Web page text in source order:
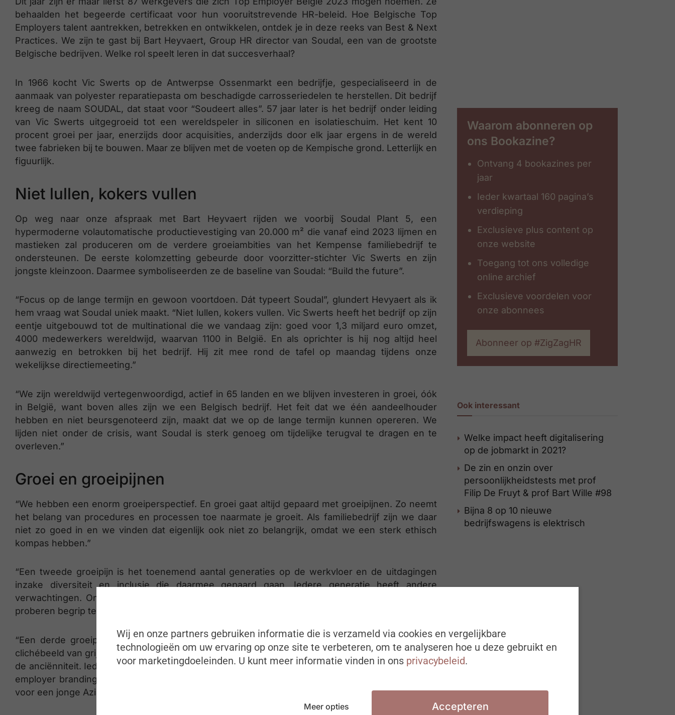
behaalden het begeerde certificaat voor hun vooruitstrevende HR-beleid. Hoe Belgische Top
Employers talent aantrekken, betrekken en ontwikkelen, ontdek je in deze reeks van Best & Next
Practices. We zijn te gast bij Bart Heyvaert, Group HR director van Soudal, een van de grootste
Belgische bedrijven. Welke rol speelt leren in dat succesverhaal?
In 1966 kocht Vic Swerts op de Antwerpse Ossenmarkt een bedrijfje, gespecialiseerd in de
aanmaak van polyester reparatiepasta om beschadigde carrosseriedelen te herstellen. Dit bedrijf
kreeg de naam SOUDAL, dat staat voor “Soudeert alles”. 57 jaar later is het bedrijf onder leiding
van Vic Swerts uitgegroeid tot een wereldspeler in siliconen en isolatieschuim. Het kent 10
procent groei per jaar, enerzijds door acquisities, anderzijds door elk jaar ergens in de wereld
twee fabrieken bij te bouwen. Maar ze blijven met de voeten op de Kempische grond. Letterlijk en
figuurlijk.
Niet lullen, kokers vullen
Op weg naar onze afspraak met Bart Heyvaert rijden we voorbij Soudal Plant 5, een
hypermoderne volautomatische productievestiging van 20.000 m² die vanaf eind 2023 lijmen en
mastieken zal produceren om de verdere groeiambities van het Kempense familiebedrijf te
ondersteunen. De eerste kolomzetting gebeurde door voorzitter-stichter Vic Swerts en zijn
jongste kleinzoon. Daarmee symboliseerden ze de baseline van Soudal: “Build the future”.
“Focus op de lange termijn en gewoon voortdoen. Dát typeert Soudal”, glundert Hevyaert als ik
hem vraag wat Soudal uniek maakt. “Niet lullen, kokers vullen. Vic Swerts heeft het bedrijf op zijn
eentje uitgebouwd tot de multinational die we vandaag zijn: goed voor 1,3 miljard euro omzet,
4000 medewerkers wereldwijd, waarvan 1100 in België. En als oprichter is hij nog altijd heel
aanwezig en betrokken bij het bedrijf. Hij zit mee rond de tafel op maandag tijdens onze
wekelijkse directiemeeting.”
“We zijn wereldwijd vertegenwoordigd, actief in 65 landen en we blijven investeren in groei, óók
in België, want boven alles zijn we een Belgisch bedrijf. Het feit dat we één aandeelhouder
hebben en niet beursgenoteerd zijn, maakt dat we op de lange termijn kunnen opereren. We
lijden niet onder de crisis, want Soudal is sterk genoeg om tijdelijke terugval te dragen en te
overleven.”
Groei en groeipijnen
“We hebben een enorm groeiperspectief. En groei gaat altijd gepaard met groeipijnen. Zo neemt
het belang van procedures en processen toe naarmate je groeit. Als familiebedrijf zijn we daar
niet zo goed in en we vinden dat eigenlijk ook niet zo belangrijk, omdat we een sterk ethisch
kompas hebben.”
“Een tweede groeipijn is het toenemend aantal generaties op de werkvloer en de uitdagingen
inzake diversiteit en inclusie die daarmee gepaard gaan. Iedere generatie heeft andere
verwachtingen. Om daar een passend antwoord op te geven, bieden we workshops aan. We
proberen begrip te hebben voor elkaar en respect te tonen voor de verschillen.”
“Een derde groeipijn vormt de zoektocht naar vrouwelijk talent. Onze directie bestaat uit het
clichébeeld van grijze mannen in maatpak. Maar dat heeft meer te maken met het lage verloop en
de anciënniteit. Iedereen is hier welkom, dat zie je aan onze recente aanwervingen. En ook onze
employer branding campagne zal daar hopelijk ook toe bijdragen. We hebben bewust gekozen
voor een jonge Aziatische vrouw om te tonen dat we diversiteit omarmen.”
Waarom abonneren op
ons Bookazine?
Ontvang 4 bookazines per
jaar
Ieder kwartaal 160 pagina’s
verdieping
Exclusieve plus content op
onze website
Toegang tot ons volledige
online archief
Exclusieve voordelen voor
onze abonnees
Abonneer op #ZigZagHR
Ook interessant
Welke impact heeft digitalisering
op de jobmarkt in 2021?
De zin en onzin over
persoonlijkheidstests met prof
Filip De Fruyt & prof Bart Wille #98
Bijna 8 op 10 nieuwe
bedrijfswagens is elektrisch
Wij en onze partners gebruiken informatie die is verzameld via cookies en vergelijkbare
technologieën om uw ervaring op onze site te verbeteren, om te analyseren hoe u deze gebruikt en
voor marketingdoeleinden. U kunt meer informatie vinden in ons privacybeleid.
Meer opties Accepteren